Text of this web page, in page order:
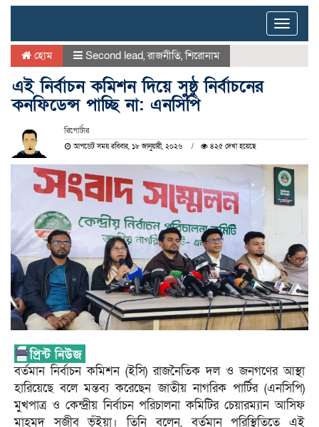
Toggle
হোম Second lead,রাজনীতি,শিরোনাম
এই নির্বাচন কমিশন দিয়ে সুষ্ঠু নির্বাচনের
কনফিডেন্স পাচ্ছি না: এনসিপি
রিপোর্টার
আপডেট সময় রবিবার, ১৮ জানুয়ারী, ২০২৬ ৪২৫ দেখা হয়েছে
বর্তমান নির্বাচন কমিশন (ইসি) রাজনৈতিক দল ও জনগণের আস্থা
হারিয়েছে বলে মন্তব্য করেছেন জাতীয় নাগরিক পার্টির (এনসিপি)
মুখপাত্র ও কেন্দ্রীয় নির্বাচন পরিচালনা কমিটির চেয়ারম্যান আসিফ
মাহমুদ সজীব ভূঁইয়া। তিনি বলেন, বর্তমান পরিস্থিতিতে এই